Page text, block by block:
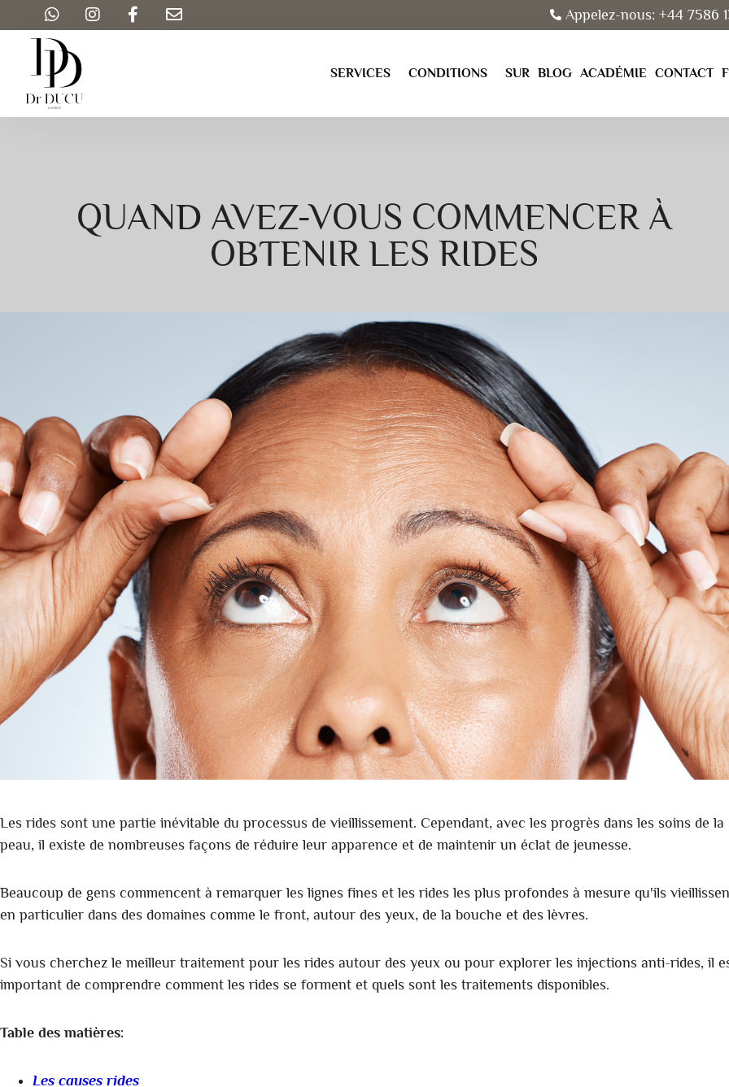
Appelez-nous: +44 7586
SERVICES CONDITIONS SUR BLOG ACADÉMIE CONTACT
QUAND AVEZ-VOUS COMMENCER À
OBTENIR LES RIDES
Les rides sont une partie inévitable du processus de vieillissement. Cependant, avec les progrès dans les soins de la
peau, il existe de nombreuses façons de réduire leur apparence et de maintenir un éclat de jeunesse.
Beaucoup de gens commencent à remarquer les lignes fines et les rides les plus profondes à mesure qu'ils
en particulier dans des domaines comme le front, autour des yeux, de la bouche et des lèvres.
Si vous cherchez le meilleur traitement pour les rides autour des yeux ou pour explorer les injections anti-rides, il
important de comprendre comment les rides se forment et quels sont les traitements disponibles.
Table des matières:
Les causes rides